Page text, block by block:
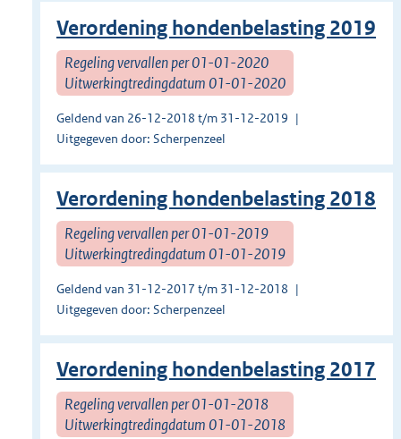
Verordening hondenbelasting 2019
Regeling vervallen per 01-01-2020
Uitwerkingtredingdatum 01-01-2020
Geldend van 26-12-2018 t/m 31-12-2019
Uitgegeven door: Scherpenzeel
Verordening hondenbelasting 2018
Regeling vervallen per 01-01-2019
Uitwerkingtredingdatum 01-01-2019
Geldend van 31-12-2017 t/m 31-12-2018
Uitgegeven door: Scherpenzeel
Verordening hondenbelasting 2017
Regeling vervallen per 01-01-2018
Uitwerkingtredingdatum 01-01-2018